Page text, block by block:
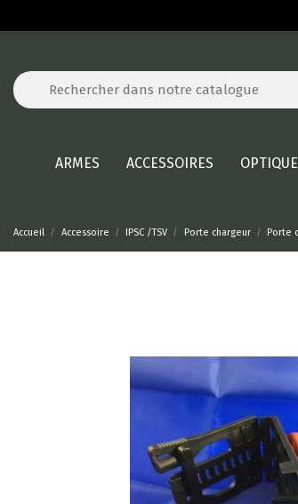
ARMES ACCESSOIRES
Accueil Accessoire IPSC /TSV Porte chargeur Porte